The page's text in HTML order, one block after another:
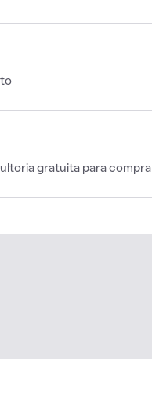
gratuita para compra